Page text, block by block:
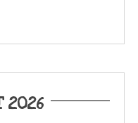
2026